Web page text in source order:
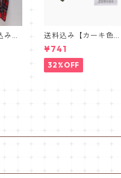
】
送料込み【カーキ色】
パステルマスク三層構
造３D【PASTEL MAS
K】抗菌防臭・肌に優
しい布マスク 3枚セ
¥741
32%OFF